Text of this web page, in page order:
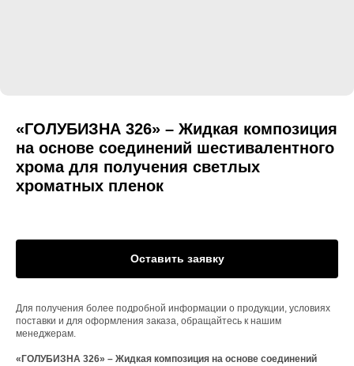
«ГОЛУБИЗНА 326» – Жидкая композиция
на основе соединений шестивалентного
хрома для получения светлых
хроматных пленок
Оставить заявку
Для получения более подробной информации о продукции, условиях
поставки и для оформления заказа, обращайтесь к нашим
менеджерам.
«ГОЛУБИЗНА 326» – Жидкая композиция на основе соединений